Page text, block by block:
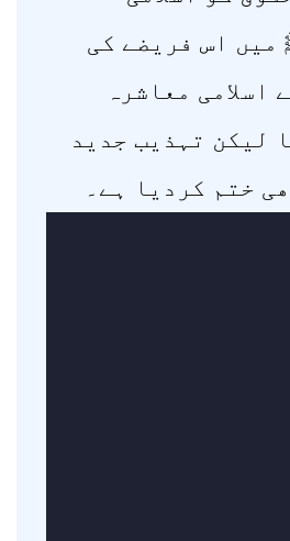
میں اس فریضے کی
معاشرہ
لیکن تہذیب جدید
ختم کردیا ہے۔